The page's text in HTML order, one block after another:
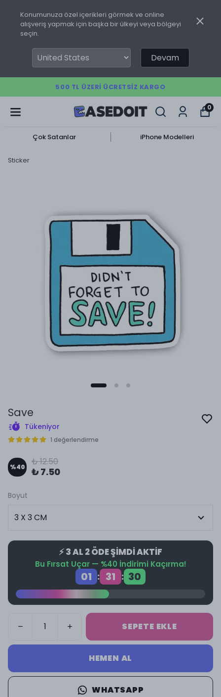
Konumunuza özel içerikleri görmek ve online
alışveriş yapmak için başka bir ülkeyi veya bölgeyi
seçin.
Devam
500 TL ÜZERI ÜCRETSIZ KARGO
0
Çok Satanlar iPhone Modelleri
Sticker
Save
Tükeniyor
1 değerlendirme
%40 ₺ 12.50
₺ 7.50
Boyut
⚡ 3 AL 2 ÖDE ŞİMDİ AKTİF
Bu Fırsat Uçar — %40 İndirimi Kaçırma!
01 : 31 : 29
SEPETE EKLE
HEMEN AL
WHATSAPP